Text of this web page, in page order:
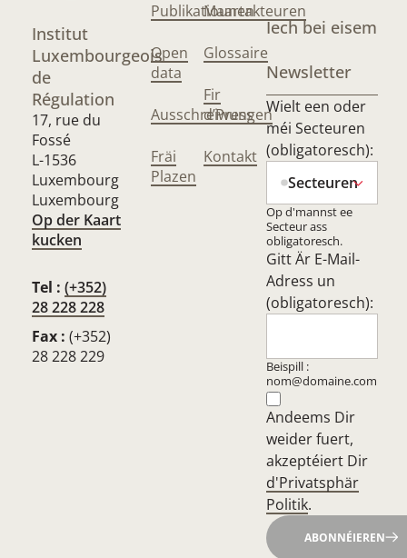
Institut
Luxembourgeois
de
Régulation
17, rue du
Fossé
L-1536
Luxembourg
Luxembourg
Op der Kaart
kucken
Tel : (+352)
28 228 228
Fax : (+352)
28 228 229
Publikatiounen
Open
data
Ausschreiwungen
Fräi
Plazen
Maartakteuren
Glossaire
Fir
d’Press
Kontakt
Iech bei eisem
Newsletter
Wielt een oder
méi Secteuren
(obligatoresch):
Secteuren
Op d'mannst ee
Secteur ass
obligatoresch.
Gitt Är E-Mail-
Adress un
(obligatoresch):
Beispill :
nom@domaine.com
Andeems Dir
weider fuert,
akzeptéiert Dir
d'Privatsphär
Politik.
ABONNÉIEREN